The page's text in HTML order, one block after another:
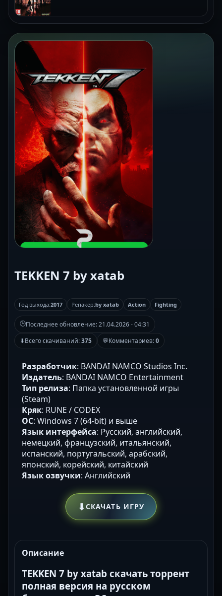
TEKKEN 7 by xatab
Год выхода:2017 Репакер:by xatab Action Fighting
🕒Последнее обновление:21.04.2026 - 04:31
⬇Всего скачиваний:375 💬Комментариев:0
Разработчик: BANDAI NAMCO Studios Inc.
Издатель: BANDAI NAMCO Entertainment
Тип релиза: Папка установленной игры
(Steam)
Кряк: RUNE / CODEX
ОС: Windows 7 (64-bit) и выше
Язык интерфейса: Русский, английский,
немецкий, французский, итальянский,
испанский, португальский, арабский,
японский, корейский, китайский
Язык озвучки: Английский
⬇СКАЧАТЬ ИГРУ
Описание
TEKKEN 7 by xatab скачать торрент
полная версия на русском